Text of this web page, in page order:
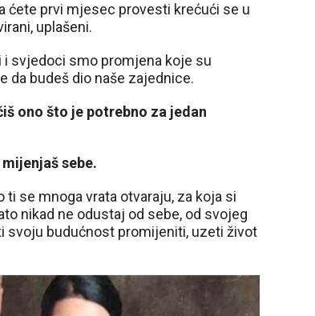
ćete prvi mjesec provesti krećući se u
uplašeni.
svjedoci smo promjena koje su
da budeš dio naše zajednice.
ono što je potrebno za jedan
sebe.
se mnoga vrata otvaraju, za koja si
nikad ne odustaj od sebe, od svojeg
svoju budućnost promijeniti, uzeti život